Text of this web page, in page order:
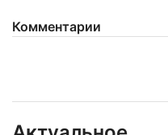
Комментарии